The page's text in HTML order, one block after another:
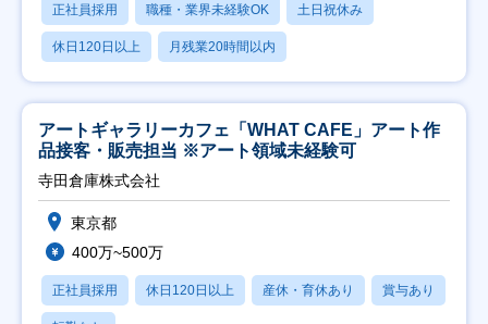
正社員採用 職種・業界未経験OK 土日祝休み
休日120日以上 月残業20時間以内
アートギャラリーカフェ「WHAT CAFE」アート作
品接客・販売担当 ※アート領域未経験可
寺田倉庫株式会社
東京都
400万~500万
正社員採用 休日120日以上 産休・育休あり 賞与あり